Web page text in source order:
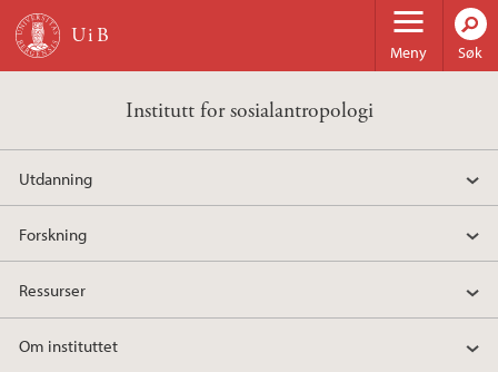
Hopp til hovedinnhold
Meny Søk
Institutt for sosialantropologi
Utdanning
Forskning
Ressurser
Om instituttet